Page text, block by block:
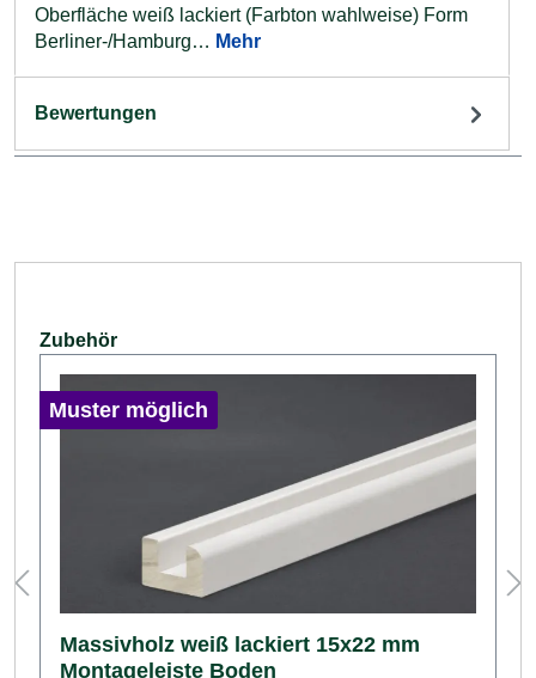
Oberfläche weiß lackiert (Farbton wahlweise) Form
Berliner-/Hamburg… Mehr
Bewertungen
Produktgalerie überspringen
Zubehör
Muster möglich
Massivholz weiß lackiert 15x22 mm
Montageleiste Boden